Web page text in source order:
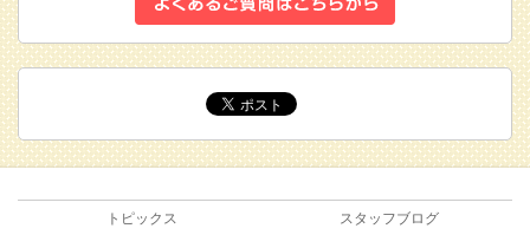
トピックス スタッフブログ